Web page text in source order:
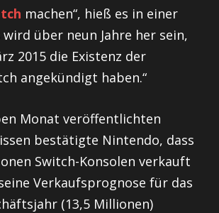
machen“, hieß es in einer
wird über neun Jahre her sein,
2015 die Existenz der
angekündigt haben.“
Monat veröffentlichten
bestätigte Nintendo, dass
Switch-Konsolen verkauft
Verkaufsprognose für das
(13,5 Millionen)